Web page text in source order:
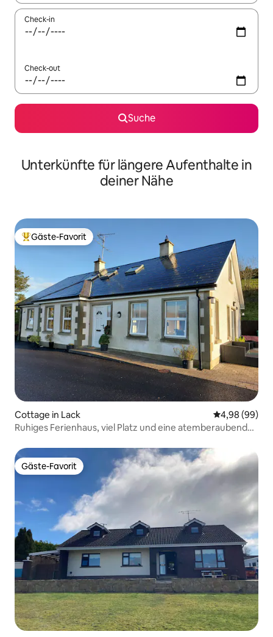
Check-in
Check-out
Suche
Unterkünfte für längere Aufenthalte in
deiner Nähe
Beliebter Gäste-Favorit.
Gäste-Favorit
Cottage in Lack
4,98 (99)
Ruhiges Ferienhaus, viel Platz und eine atemberaubende
Gäste-Favorit
Gäste-Favorit